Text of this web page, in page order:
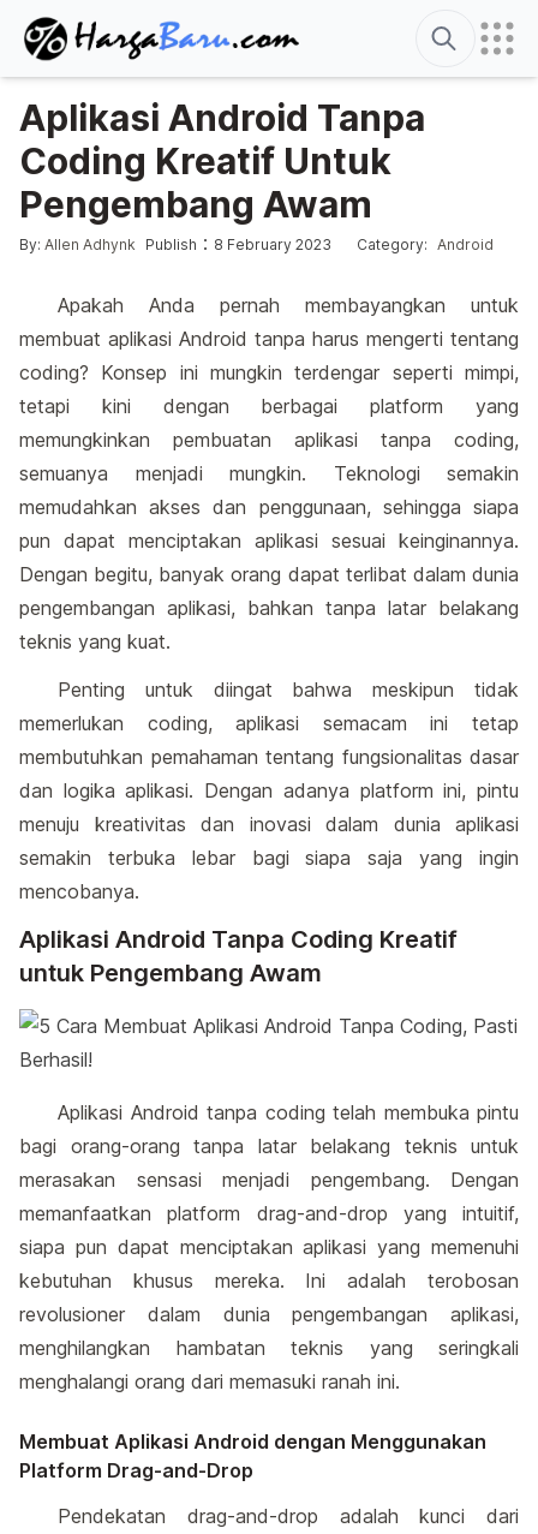
Search
Aplikasi Android Tanpa
Coding Kreatif Untuk
Pengembang Awam
Posted by
By: Allen Adhynk Publish : 8 February 2023 :
Posted in
Category: Android
Apakah Anda pernah membayangkan untuk
membuat aplikasi Android tanpa harus mengerti tentang
coding? Konsep ini mungkin terdengar seperti mimpi,
tetapi kini dengan berbagai platform yang
memungkinkan pembuatan aplikasi tanpa coding,
semuanya menjadi mungkin. Teknologi semakin
memudahkan akses dan penggunaan, sehingga siapa
pun dapat menciptakan aplikasi sesuai keinginannya.
Dengan begitu, banyak orang dapat terlibat dalam dunia
pengembangan aplikasi, bahkan tanpa latar belakang
teknis yang kuat.
Penting untuk diingat bahwa meskipun tidak
memerlukan coding, aplikasi semacam ini tetap
membutuhkan pemahaman tentang fungsionalitas dasar
dan logika aplikasi. Dengan adanya platform ini, pintu
menuju kreativitas dan inovasi dalam dunia aplikasi
semakin terbuka lebar bagi siapa saja yang ingin
mencobanya.
Aplikasi Android Tanpa Coding Kreatif
untuk Pengembang Awam
Aplikasi Android tanpa coding telah membuka pintu
bagi orang-orang tanpa latar belakang teknis untuk
merasakan sensasi menjadi pengembang. Dengan
memanfaatkan platform drag-and-drop yang intuitif,
siapa pun dapat menciptakan aplikasi yang memenuhi
kebutuhan khusus mereka. Ini adalah terobosan
revolusioner dalam dunia pengembangan aplikasi,
menghilangkan hambatan teknis yang seringkali
menghalangi orang dari memasuki ranah ini.
Membuat Aplikasi Android dengan Menggunakan
Platform Drag-and-Drop
Pendekatan drag-and-drop adalah kunci dari